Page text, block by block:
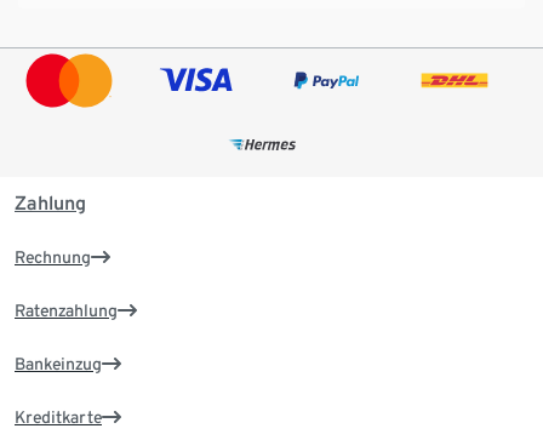
Zahlung
Rechnung
Ratenzahlung
Bankeinzug
Kreditkarte